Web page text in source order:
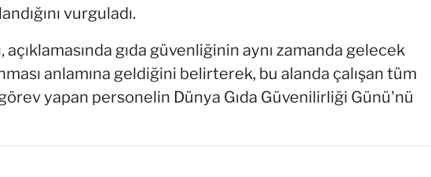
vurguladı.
açıklamasında gıda güvenliğinin aynı zamanda gelecek
anlamına geldiğini belirterek, bu alanda çalışan tüm
yapan personelin Dünya Gıda Güvenilirliği Günü'nü